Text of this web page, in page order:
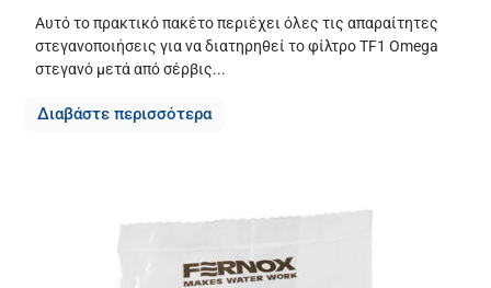
Αυτό το πρακτικό πακέτο περιέχει όλες τις απαραίτητες
στεγανοποιήσεις για να διατηρηθεί το φίλτρο TF1 Omega
στεγανό μετά από σέρβις...
Διαβάστε περισσότερα